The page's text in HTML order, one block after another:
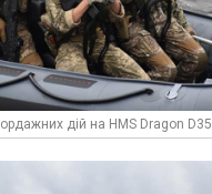
дій на HMS Dragon D35